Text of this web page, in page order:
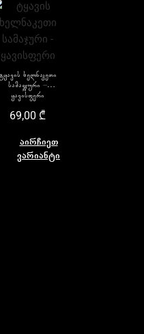
ტყავის ხელნაკეთი
სამაჯური –
ყავისფერი
69,00₾
აირჩიეთ
ვარიანტი